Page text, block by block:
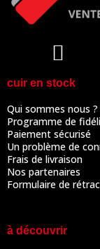
cuir en stock
Qui sommes nous ?
Programme de
Paiement sécurisé
Un problème de
Frais de livraison
Nos partenaires
Formulaire de
à découvrir